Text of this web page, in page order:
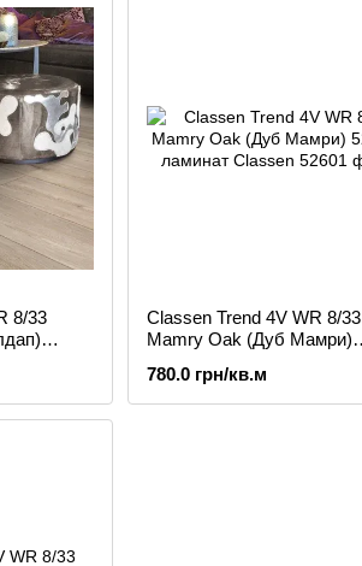
8/33
Classen Trend 4V WR 8/33
Mamry Oak (Дуб Мамри)
780.0 грн/кв.м